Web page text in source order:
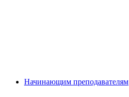
Начинающим преподавателям